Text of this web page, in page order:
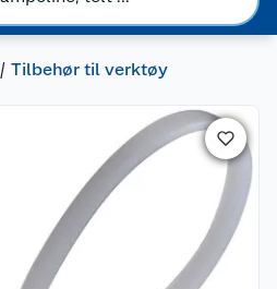
Tilbehør til verktøy